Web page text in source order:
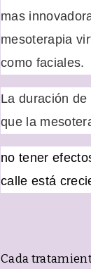
mas
mesoterapia
como faciales.
La duración
que la
no tener
calle está
Cada